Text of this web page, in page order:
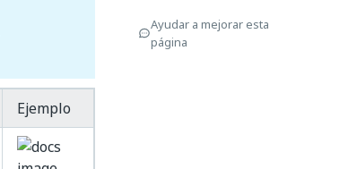
Ejemplo
Ayudar a mejorar esta
página